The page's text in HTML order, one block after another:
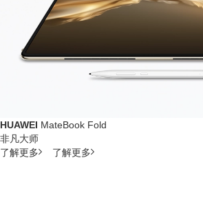
HUAWEI MateBook Fold
非凡大师
了解更多
了解更多